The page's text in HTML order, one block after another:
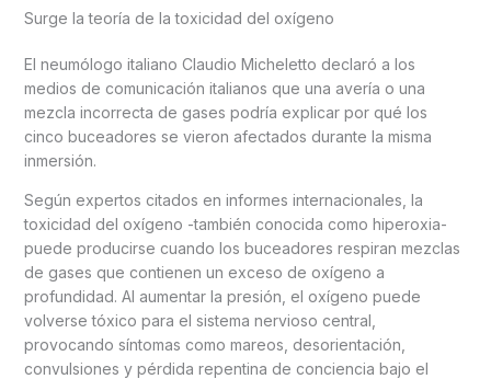
Surge la teoría de la toxicidad del oxígeno
El neumólogo italiano Claudio Micheletto declaró a los
medios de comunicación italianos que una avería o una
mezcla incorrecta de gases podría explicar por qué los
cinco buceadores se vieron afectados durante la misma
inmersión.
Según expertos citados en informes internacionales, la
toxicidad del oxígeno -también conocida como hiperoxia-
puede producirse cuando los buceadores respiran mezclas
de gases que contienen un exceso de oxígeno a
profundidad. Al aumentar la presión, el oxígeno puede
volverse tóxico para el sistema nervioso central,
provocando síntomas como mareos, desorientación,
convulsiones y pérdida repentina de conciencia bajo el